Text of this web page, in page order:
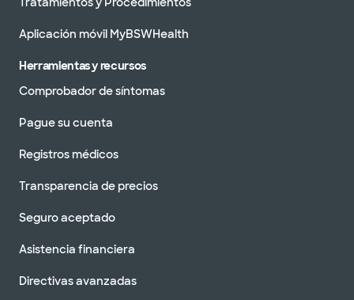
Aplicación móvil MyBSWHealth
Herramientas y recursos
Comprobador de síntomas
Pague su cuenta
Registros médicos
Transparencia de precios
Seguro aceptado
Asistencia financiera
Directivas avanzadas